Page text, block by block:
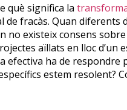
què significa la
de fracàs. Quan diferents
no existeix consens
aïllats en lloc d’un
efectiva ha de respondre
estem resolent?